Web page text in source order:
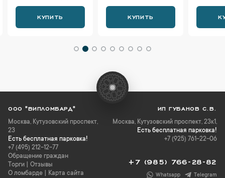
КУПИТЬ КУПИТЬ
ООО "ВИПЛОМБАРД"
Москва, Кутузовский проспект,
23
Есть бесплатная парковка!
+7 (495) 212-12-77
Обращение граждан
Торги
Отзывы
О ломбарде
Карта сайта
ИП ГУБАНОВ С.В.
Москва, Кутузовский проспект, 23к1,
Есть бесплатная парковка!
+7 (925) 761-22-06
+7 (985) 766-28-82
Whatsapp Telegram